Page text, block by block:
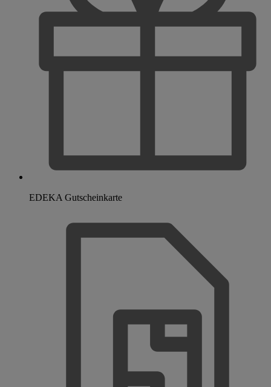
EDEKA Gutscheinkarte